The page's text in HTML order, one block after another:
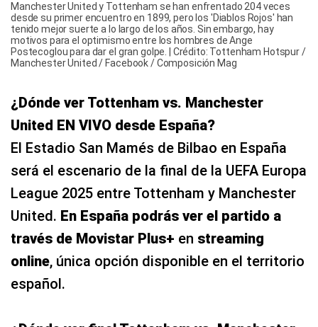
Manchester United y Tottenham se han enfrentado 204 veces
desde su primer encuentro en 1899, pero los 'Diablos Rojos' han
tenido mejor suerte a lo largo de los años. Sin embargo, hay
motivos para el optimismo entre los hombres de Ange
Postecoglou para dar el gran golpe. | Crédito: Tottenham Hotspur /
Manchester United / Facebook / Composición Mag
¿Dónde ver Tottenham vs. Manchester
United EN VIVO desde España?
El Estadio San Mamés de Bilbao en España
será el escenario de la final de la UEFA Europa
League 2025 entre Tottenham y Manchester
United. En España podrás ver el partido a
través de Movistar Plus+ en streaming
online, única opción disponible en el territorio
español.